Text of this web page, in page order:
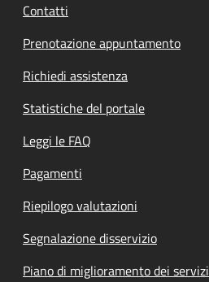
Contatti
Prenotazione appuntamento
Richiedi assistenza
Statistiche del portale
Leggi le FAQ
Pagamenti
Riepilogo valutazioni
Segnalazione disservizio
Piano di miglioramento dei servizi